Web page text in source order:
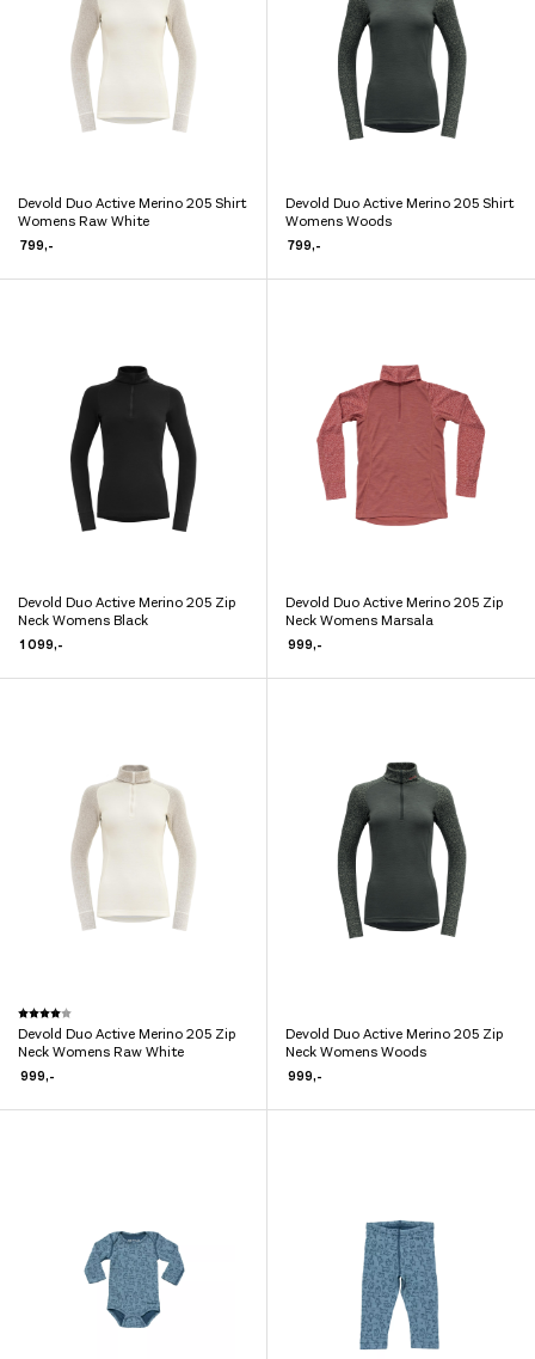
velges
produktsiden
velges
produktsiden
Devold Duo Active Merino 205 Shirt
Womens Raw White
799,-
Dette
produktet
har
Alternativene
velges
produktsiden
Devold Duo Active Merino 205 Shirt
Womens Woods
799,-
Dette
produktet
har
Alternativene
velges
produktsiden
Devold Duo Active Merino 205 Zip
Neck Womens Black
1 099,-
Dette
produktet
har
Alternativene
velges
produktsiden
Devold Duo Active Merino 205 Zip
Neck Womens Marsala
999,-
Dette
produktet
har
Alternativene
velges
produktsiden
Karakter:
Devold Duo Active Merino 205 Zip
Neck Womens Raw White
999,-
Dette
produktet
har
flere
produktsiden
Devold Duo Active Merino 205 Zip
Neck Womens Woods
999,-
Dette
produktet
har
produktsiden